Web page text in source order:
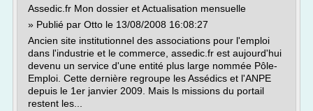
Assedic.fr Mon dossier et Actualisation mensuelle
» Publié par Otto le 13/08/2008 16:08:27
Ancien site institutionnel des associations pour l'emploi
dans l'industrie et le commerce, assedic.fr est aujourd'hui
devenu un service d'une entité plus large nommée Pôle-
Emploi. Cette dernière regroupe les Assédics et l'ANPE
depuis le 1er janvier 2009. Mais ls missions du portail
restent les...